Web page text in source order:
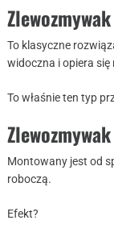
To klasyczne
widoczna i opiera
To właśnie ten typ
Montowany jest od
roboczą.
Efekt?